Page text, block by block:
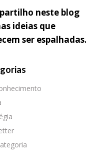
neste blog
ideias que
ser espalhadas.